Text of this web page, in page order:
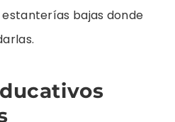
bajas donde